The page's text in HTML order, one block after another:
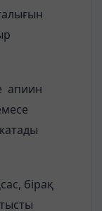
апиин
бірақ